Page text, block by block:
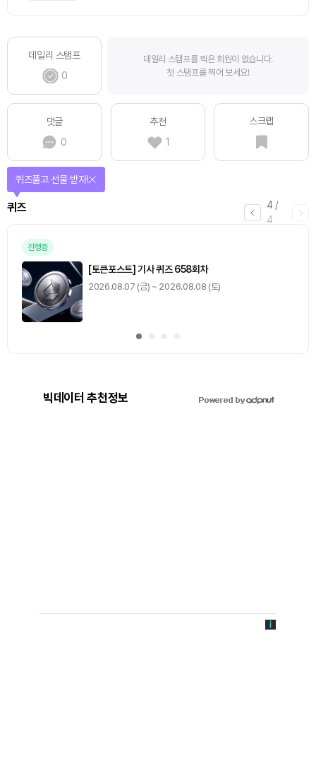
데일리 스탬프
0
데일리 스탬프를 찍은 회원이 없습니다.
첫 스탬프를 찍어 보세요!
댓글
0
추천
1
스크랩
4 /
4
퀴즈
퀴즈풀고 선물 받자!
진행중
[토큰포스트] 기사 퀴즈 658회차
2026.08.07 (금) ~ 2026.08.08 (토)
빅데이터 추천정보